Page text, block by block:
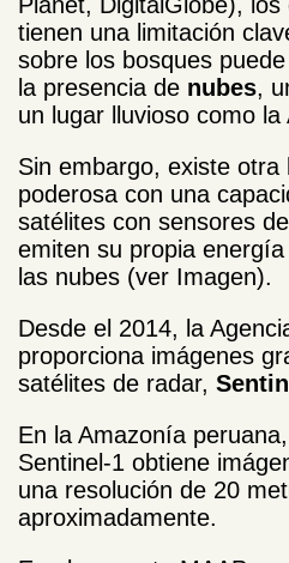
tienen una limitación
sobre los bosques
la presencia de nubes,
un lugar lluvioso como la
Sin embargo, existe otra
poderosa con una
satélites con sensores de
emiten su propia
las nubes (ver Imagen).
Desde el 2014, la
proporciona imágenes
satélites de radar,
En la Amazonía
Sentinel-1 obtiene
una resolución de 20
aproximadamente.